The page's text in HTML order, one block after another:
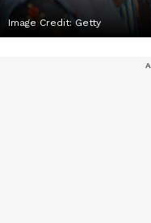
Image Credit: Getty